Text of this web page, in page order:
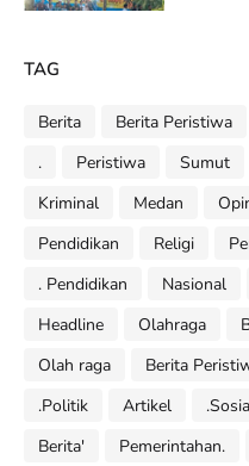
TAG
Berita Berita Peristiwa
.
Peristiwa Sumut
Kriminal
Medan
Pendidikan
Religi
. Pendidikan
Nasional
Headline
Olahraga
Olah raga
Berita
.Politik
Artikel
Berita'
Pemerintahan.